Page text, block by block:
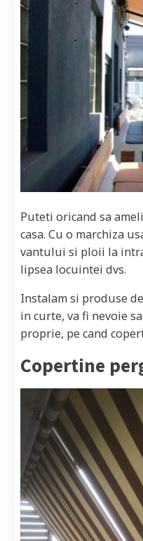
Puteti oricand sa
casa. Cu o marchiza
vantului si ploii la
lipsea locuintei dvs.
Instalam si produse
in curte, va fi nevoie
proprie, pe cand
Copertine